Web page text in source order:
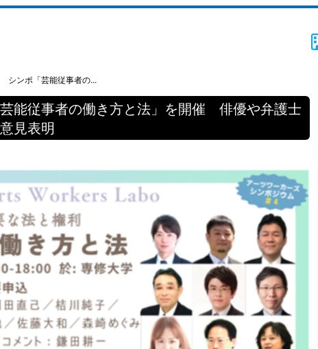
シンポ「芸能従事者の...
能従事者の働き方と法」を開催 俳優や弁護士
見表明